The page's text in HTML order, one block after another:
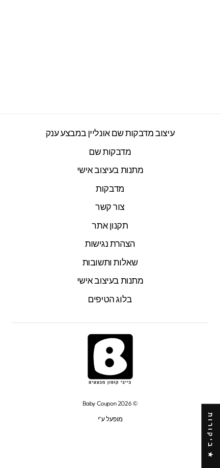
עיצוב מדבקות שם אונליין במבצע ענק
מדבקות שם
מתנות בעיצוב אישי
מדבקות
צור קשר
תקנון אתר
הצהרת נגישות
שאלות ותשובות
מתנות בעיצוב אישי
בלוג הטיפים
© 2026 Baby Coupon
מופעל ע"י
★ ביקורות